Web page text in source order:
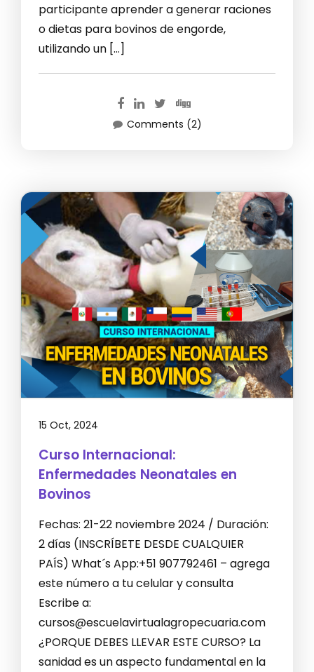
participante aprender a generar raciones
o dietas para bovinos de engorde,
utilizando un […]
Comments (2)
15 Oct, 2024
Curso Internacional:
Enfermedades Neonatales en
Bovinos
Fechas: 21-22 noviembre 2024 / Duración:
2 días (INSCRÍBETE DESDE CUALQUIER
PAÍS) What´s App:+51 907792461 – agrega
este número a tu celular y consulta
Escribe a:
cursos@escuelavirtualagropecuaria.com
¿PORQUE DEBES LLEVAR ESTE CURSO? La
sanidad es un aspecto fundamental en la